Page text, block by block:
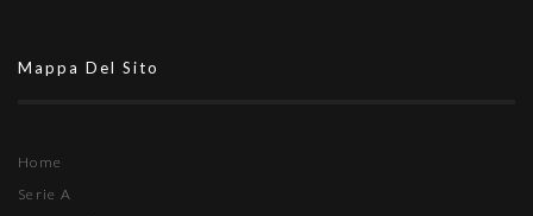
Mappa Del Sito
Home
Serie A